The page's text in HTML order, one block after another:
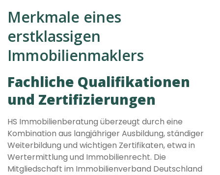
Merkmale eines
erstklassigen
Immobilienmaklers
Fachliche Qualifikationen
und Zertifizierungen
HS Immobilienberatung überzeugt durch eine
Kombination aus langjähriger Ausbildung, ständiger
Weiterbildung und wichtigen Zertifikaten, etwa in
Wertermittlung und Immobilienrecht. Die
Mitgliedschaft im Immobilienverband Deutschland